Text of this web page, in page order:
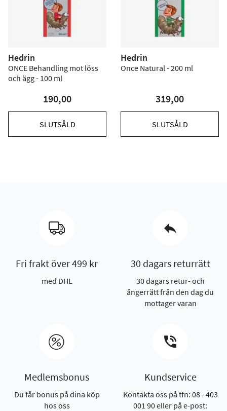
Hedrin
ONCE Behandling mot löss
och ägg - 100 ml
190,00
SLUTSÅLD
Hedrin
Once Natural - 200 ml
319,00
SLUTSÅLD
Fri frakt över 499 kr
med DHL
30 dagars returrätt
30 dagars retur- och
ångerrätt från den dag du
mottager varan
Medlemsbonus
Du får bonus på dina köp
hos oss
Kundservice
Kontakta oss på tfn: 08 - 403
001 90 eller på e-post: